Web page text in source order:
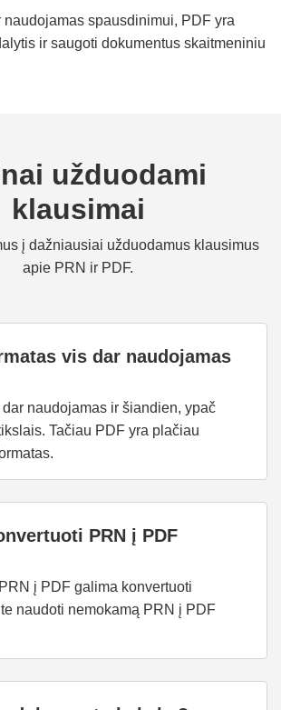
naudojamas spausdinimui, PDF yra
ir saugoti dokumentus skaitmeniniu
užduodami
klausimai
į dažniausiai užduodamus klausimus
apie PRN ir PDF.
vis dar naudojamas
naudojamas ir šiandien, ypač
Tačiau PDF yra plačiau
PRN į PDF
į PDF galima konvertuoti
naudoti nemokamą PRN į PDF